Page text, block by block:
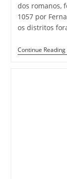
dos romanos,
1057 por
os distritos
Continue Reading